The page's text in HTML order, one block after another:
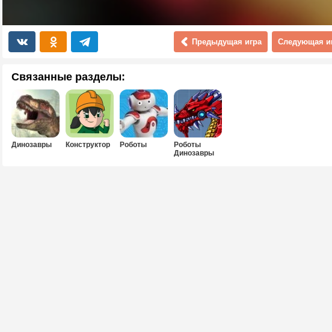
Предыдущая игра Следующая
Связанные разделы:
Динозавры Конструктор Роботы
Роботы
Динозавры